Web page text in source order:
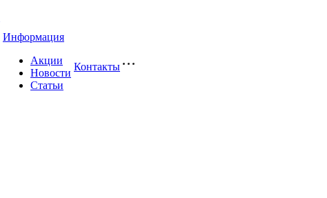
Информация
Акции
Новости
Статьи
Контакты